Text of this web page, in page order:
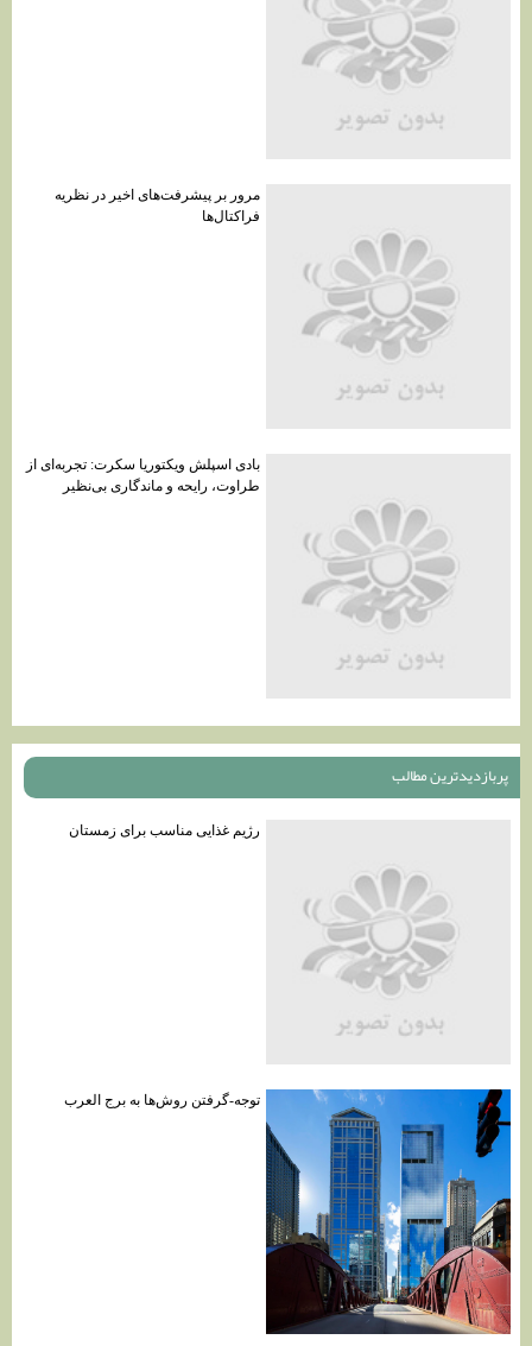
مرور بر پیشرفت‌های اخیر در نظریه
فراکتال‌ها
بادی اسپلش ویکتوریا سکرت: تجربه‌ای از
طراوت، رایحه و ماندگاری بی‌نظیر
پربازديدترين مطالب
رژیم غذایی مناسب برای زمستان
توجه-گرفتن روش‌ها به برج العرب